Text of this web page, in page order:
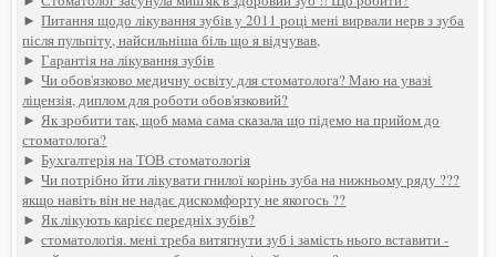
►Питання щодо лікування зубів у 2011 році мені вирвали нерв з зуба
після пульпіту, найсильніша біль що я відчував,
►Гарантія на лікування зубів
►Чи обов'язково медичну освіту для стоматолога? Маю на увазі
ліцензія, диплом для роботи обов'язковий?
►Як зробити так, щоб мама сама сказала що підемо на прийом до
стоматолога?
►Бухгалтерія на ТОВ стоматологія
►Чи потрібно йти лікувати гнилої корінь зуба на нижньому ряду ???
якщо навіть він не надає дискомфорту не якогось ??
►Як лікують карієс передніх зубів?
►стоматологія. мені треба витягнути зуб і замість нього вставити -